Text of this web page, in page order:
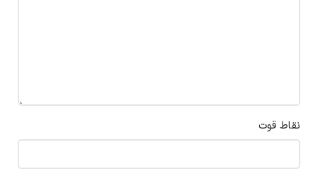
نقاط قوت